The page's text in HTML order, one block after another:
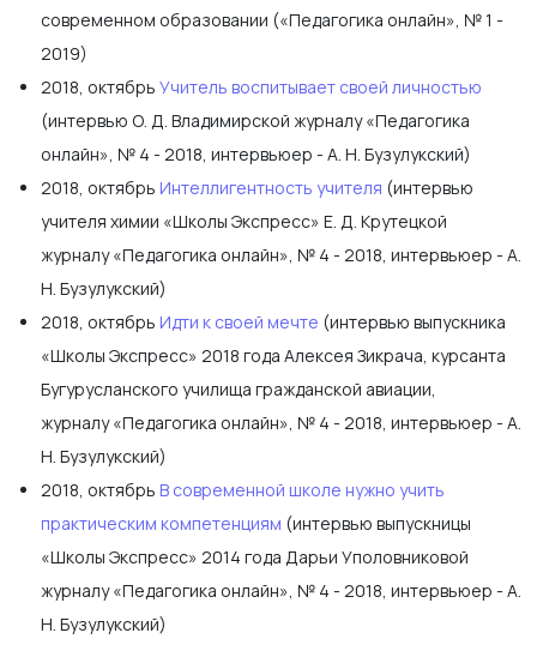
современном образовании («Педагогика онлайн», № 1 -
2019)
2018, октябрь Учитель воспитывает своей личностью
(интервью О. Д. Владимирской журналу «Педагогика
онлайн», № 4 - 2018, интервьюер - А. Н. Бузулукский)
2018, октябрь Интеллигентность учителя (интервью
учителя химии «Школы Экспресс» Е. Д. Крутецкой
журналу «Педагогика онлайн», № 4 - 2018, интервьюер - А.
Н. Бузулукский)
2018, октябрь Идти к своей мечте (интервью выпускника
«Школы Экспресс» 2018 года Алексея Зикрача, курсанта
Бугурусланского училища гражданской авиации,
журналу «Педагогика онлайн», № 4 - 2018, интервьюер - А.
Н. Бузулукский)
2018, октябрь В современной школе нужно учить
практическим компетенциям (интервью выпускницы
«Школы Экспресс» 2014 года Дарьи Уполовниковой
журналу «Педагогика онлайн», № 4 - 2018, интервьюер - А.
Н. Бузулукский)